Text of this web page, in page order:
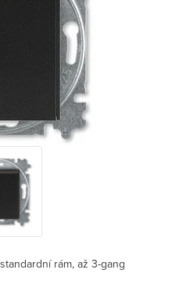
rám, až 3-gang